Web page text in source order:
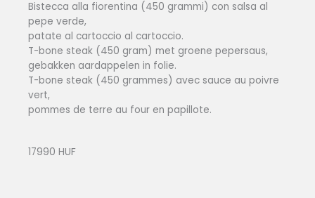
Bistecca alla fiorentina (450 grammi) con salsa al
pepe verde,
patate al cartoccio al cartoccio.
T-bone steak (450 gram) met groene pepersaus,
gebakken aardappelen in folie.
T-bone steak (450 grammes) avec sauce au poivre
vert,
pommes de terre au four en papillote.
17990 HUF